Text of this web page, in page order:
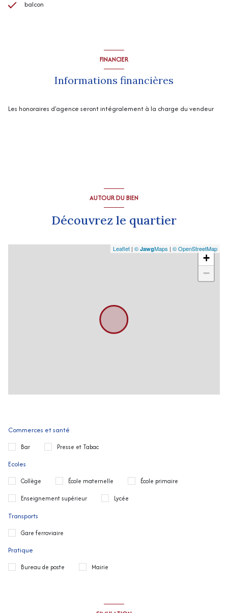
balcon
FINANCIER
Informations financières
Les honoraires d'agence seront intégralement à la charge du vendeur
AUTOUR DU BIEN
Découvrez le quartier
+
−
Leaflet | © JawgMaps | © OpenStreetMap
Commerces et santé
Bar Presse et Tabac
Ecoles
Collège École maternelle École primaire
Enseignement supérieur Lycée
Transports
Gare ferroviaire
Pratique
Bureau de poste Mairie